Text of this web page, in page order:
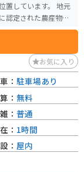
ています。 地元
認定された農産物
ちろんのこと、地元
て
を楽しむことができ
頭公園」や、歴史
点在しています。道の
グはいかがでしょう
お気に入り
： 駐車場あり
： 無料
： 普通
： 1時間
： 屋内